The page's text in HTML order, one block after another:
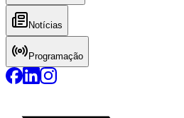
Notícias
Programação